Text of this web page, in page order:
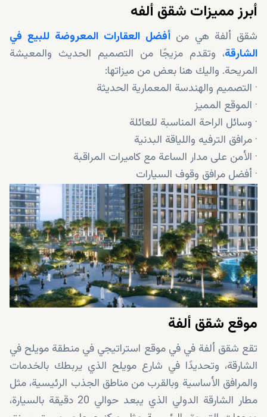
أبرز مميزات شقق ألفه
شقق ألفة هي من أفضل العقارات المعروضة للبيع في
الشارقة، وتقدم مزيجًا من التصميم الحديث والمعيشة
المريحة. واليك هنا بعض من ميزاتها:
· التصميم والهندسة المعمارية الحديثة
· الموقع المميز
· وسائل الراحة المناسبة للعائلة
· مرافق الترفيه واللياقة البدنية
· الأمن على مدار الساعة مع كاميرات المراقبة
· أفضل مرافق وقوف السيارات
موقع شقق ألفة
تقع شقق ألفة في في موقع استراتيجي في منطقة مويلح في
الشارقة، وتحديدًا في شارع مويلح الذي يربطك بالخدمات
والمرافق الأساسية وبالقرب من مناطق الجذب الرئيسية، مثل
مطار الشارقة الدولي الذي يبعد حوالي 20 دقيقة بالسيارة،